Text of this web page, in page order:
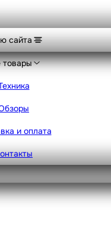
сайта
товары
и оплата